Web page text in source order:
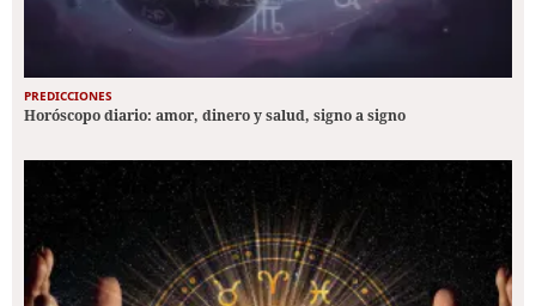
PREDICCIONES
Horóscopo diario: amor, dinero y salud, signo a signo